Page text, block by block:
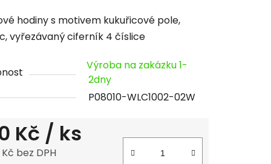
hodiny s motivem kukuřicové pole,
vyřezávaný ciferník 4 číslice
Výroba na zakázku 1-
2dny
P08010-WLC1002-02W
Kč / ks
Kč bez DPH